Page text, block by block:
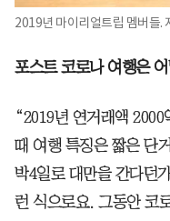
2019년 마이리얼트립 멤버들.
포스트 코로나 여행은
“2019년 연거래액
때 여행 특징은 짧은 단
박4일로 대만을 간다던
런 식으로요. 그동안 코